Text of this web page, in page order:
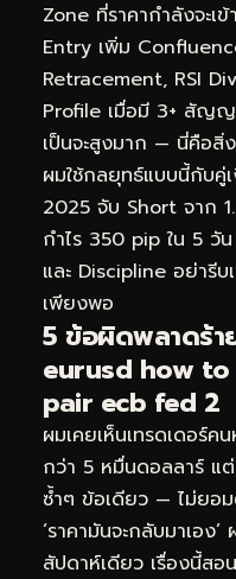
Zone ที่ราคากำลังจ
Entry เพิ่ม
Retracement, RSI
Profile เมื่อมี 3+ สัญญ
เป็นจะสูงมาก — นี่คือสิ่
ผมใช้กลยุทธ์แบบนี้กับคู่
2025 จับ Short จาก
กำไร 350 pip ใน 5
และ Discipline อย่ารี
เพียงพอ
5 ข้อผิดพลาดร้า
eurusd how
pair ecb fed 2
ผมเคยเห็นเทรดเดอร์ค
กว่า 5 หมื่นดอลลาร์ แ
ซ้ำๆ ข้อเดียว — ไม่ยอ
‘ราคามันจะกลับมาเอง
สัปดาห์เดียว เรื่องนี้สอ